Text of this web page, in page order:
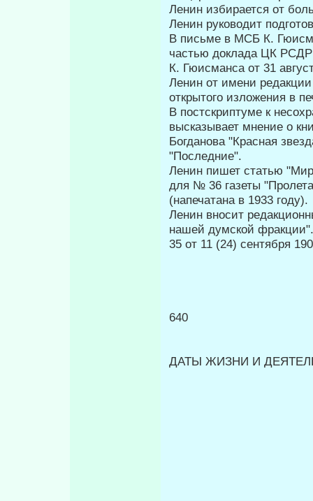
Ленин избирается от
Ленин руководит
В письме в МСБ К.
частью доклада ЦК
К. Гюисманса от 31
Ленин от имени
открытого изложения в
В постскриптуме к
высказывает мнение о
Богданова "Красная
"Последние".
Ленин пишет статью
для № 36 газеты
(напечатана в 1933 году).
Ленин вносит
нашей думской
35 от 11 (24) сентября
640
ДАТЫ ЖИЗНИ И